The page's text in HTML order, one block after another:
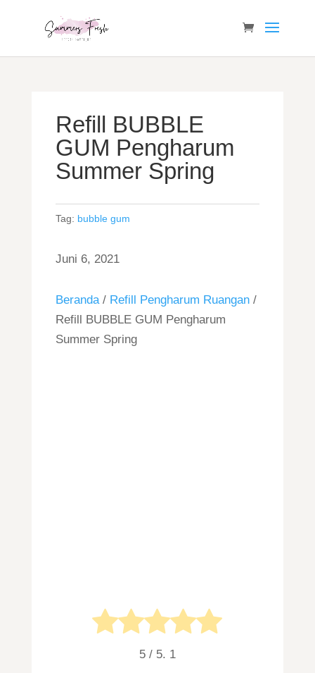
Refill BUBBLE
GUM Pengharum
Summer Spring
Tag: bubble gum
Juni 6, 2021
Beranda/ Refill Pengharum Ruangan/
Refill BUBBLE GUM Pengharum
Summer Spring
5/ 5. 1